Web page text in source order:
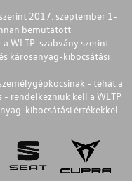
2017. szeptember 1-
bemutatott
WLTP-szabvány szerint
károsanyag-kibocsátási
- tehát a
rendelkezniük kell a WLTP
kibocsátási értékekkel.